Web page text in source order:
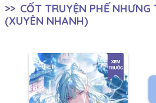
>> CỐT TRUYỆN PHẾ NHƯNG
(XUYÊN NHANH)